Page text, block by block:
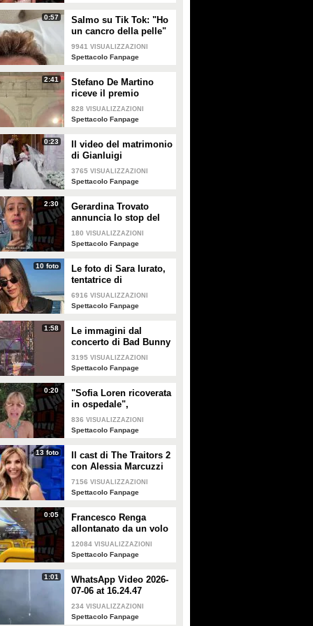
0:57
Salmo su Tik Tok: "Ho
un cancro della pelle"
e apre al dibattito sulle
creme solari
9941 VISUALIZZAZIONI
Spettacolo Fanpage
2:41
Stefano De Martino
riceve il premio
intitolato al padre
Enrico
828 VISUALIZZAZIONI
Spettacolo Fanpage
0:23
Il video del matrimonio
di Gianluigi
Donnarumma e Alessia
Elefante
3765 VISUALIZZAZIONI
Spettacolo Fanpage
2:30
Gerardina Trovato
annuncia lo stop del
tour per problemi di
salute
180 VISUALIZZAZIONI
Spettacolo Fanpage
10 foto
Le foto di Sara Iurato,
tentatrice di
Temptation Island 2026
6916 VISUALIZZAZIONI
Spettacolo Fanpage
1:58
Le immagini dal
concerto di Bad Bunny
a Milano
3195 VISUALIZZAZIONI
Spettacolo Fanpage
0:20
"Sofia Loren ricoverata
in ospedale",
Alessandra Mussolini
smentisce: "È serena e
836 VISUALIZZAZIONI
Spettacolo Fanpage
13 foto
Il cast di The Traitors 2
con Alessia Marcuzzi
7156 VISUALIZZAZIONI
Spettacolo Fanpage
0:05
Francesco Renga
allontanato da un volo
Ryanair dopo una
discussione con gli
12084 VISUALIZZAZIONI
Spettacolo Fanpage
1:01
WhatsApp Video 2026-
07-06 at 16.24.47
234 VISUALIZZAZIONI
Spettacolo Fanpage